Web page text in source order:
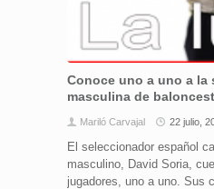
Conoce uno a uno a la
masculina de
Mariló Carvajal 22 julio,
El seleccionador español
masculino, David Soria,
jugadores, uno a uno. Sus